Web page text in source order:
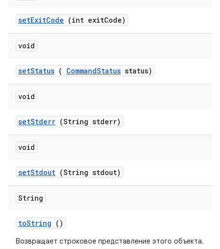
setExitCode (int exitCode)
void
setStatus ( CommandStatus status)
void
setStderr (String stderr)
void
setStdout (String stdout)
String
toString ()
Возвращает строковое представление этого объекта.